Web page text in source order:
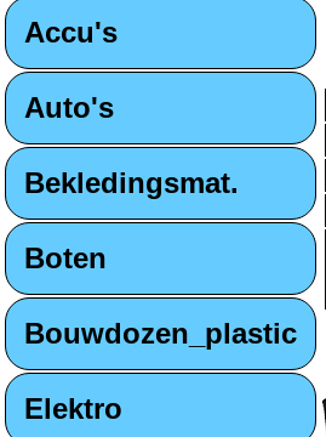
Accu's
Auto's
Bekledingsmat.
Boten
Bouwdozen_plastic
Elektro